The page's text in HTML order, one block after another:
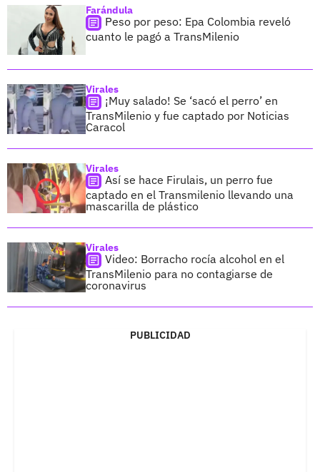
Farándula
Peso por peso: Epa Colombia reveló
cuanto le pagó a TransMilenio
Virales
¡Muy salado! Se ‘sacó el perro’ en
TransMilenio y fue captado por Noticias
Caracol
Virales
Así se hace Firulais, un perro fue
captado en el Transmilenio llevando una
mascarilla de plástico
Virales
Video: Borracho rocía alcohol en el
TransMilenio para no contagiarse de
coronavirus
PUBLICIDAD